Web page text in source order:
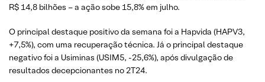
R$ 14,8 bilhões – a ação sobe 15,8% em julho.
O principal destaque positivo da semana foi a Hapvida (HAPV3,
+7,5%), com uma recuperação técnica. Já o principal destaque
negativo foi a Usiminas (USIM5, -25,6%), após divulgação de
resultados decepcionantes no 2T24.